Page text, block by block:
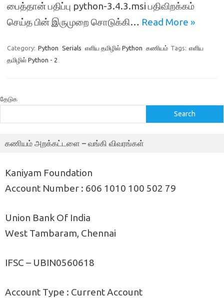
பைத்தான் பதிப்பு python-3.4.3.msi பதிவிறக்கம்
செய்த பின் இருமுறை சொடுக்கி… Read More »
Category: Python Serials எளிய தமிழில் Python கணியம் Tags: எளிய
தமிழில் Python - 2
தேடுக
Search
கணியம் அறக்கட்டளை – வங்கி விவரங்கள்
Kaniyam Foundation
Account Number : 606 1010 100 502 79
Union Bank Of India
West Tambaram, Chennai
IFSC – UBIN0560618
Account Type : Current Account